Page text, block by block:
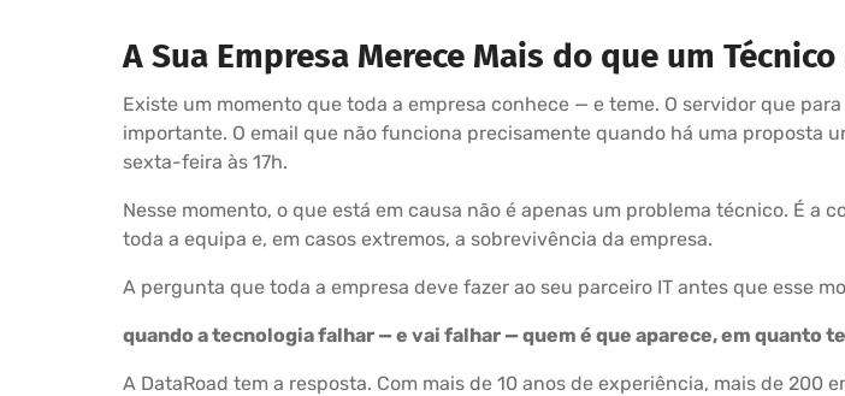
A Sua Empresa Merece Mais do que um
Existe um momento que toda a empresa conhece — e teme. O servidor que
importante. O email que não funciona precisamente quando há uma proposta
sexta-feira às 17h.
Nesse momento, o que está em causa não é apenas um problema técnico. É
toda a equipa e, em casos extremos, a sobrevivência da empresa.
A pergunta que toda a empresa deve fazer ao seu parceiro IT antes que esse
quando a tecnologia falhar — e vai falhar — quem é que aparece, em quanto
A DataRoad tem a resposta. Com mais de 10 anos de experiência, mais de